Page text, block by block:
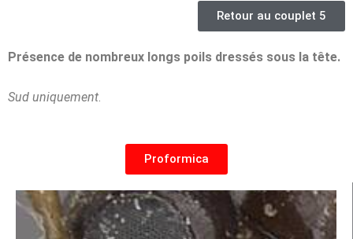
Retour au couplet 5
Présence de nombreux longs poils dressés sous la tête.
Sud uniquement.
Proformica